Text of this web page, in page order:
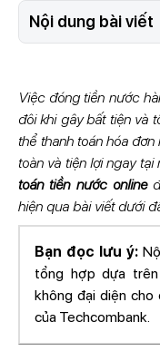
Nội dung bài viết
Việc đóng tiền nước
đôi khi gây bất tiện và
thể thanh toán hóa
toàn và tiện lợi ngay
toán tiền nước online
hiện qua bài viết dưới
Bạn đọc lưu ý:
tổng hợp dựa
không đại diện cho
của Techcombank.